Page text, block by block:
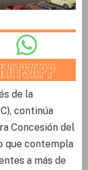
de la
continúa
Concesión del
que contempla
a más de